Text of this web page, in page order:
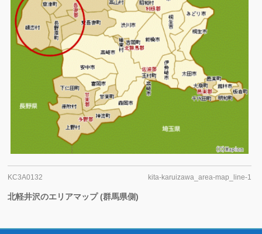
KC3A0132 kita-karuizawa_area-map_line-1
北軽井沢のエリアマップ (群馬県側)